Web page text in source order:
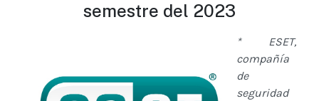
semestre del 2023
* ESET,
compañía
de
seguridad